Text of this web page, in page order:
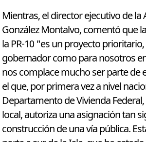
Mientras, el director ejecutivo de la
González Montalvo, comentó que
la PR-10 "es un proyecto
gobernador como para nosotros
nos complace mucho ser parte de
el que, por primera vez a nivel
Departamento de Vivienda
local, autoriza una asignación tan
construcción de una vía pública.